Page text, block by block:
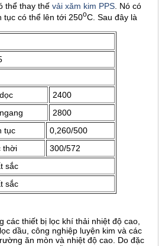
thể thay thế vải xăm kim PPS . Nó có
tục có thể lên tới 250oC. Sau đây là
2400
2800
tục
0,260/500
thời
300/572
sắc
sắc
các thiết bị lọc khí thải nhiệt độ cao,
dầu, công nghiệp luyện kim và các
ăn mòn và nhiệt độ cao. Do đặc